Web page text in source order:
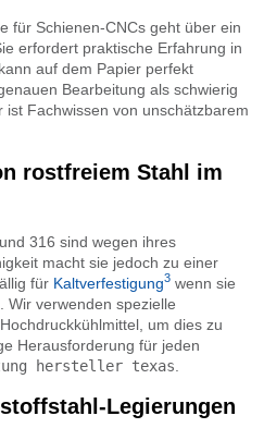
für Schienen-CNCs geht über ein
erfordert praktische Erfahrung in
auf dem Papier perfekt
Bearbeitung als schwierig
Fachwissen von unschätzbarem
rostfreiem Stahl im
316 sind wegen ihres
macht sie jedoch zu einer
für Kaltverfestigung3 wenn sie
Wir verwenden spezielle
um dies zu
Herausforderung für jeden
hersteller texas
Legierungen